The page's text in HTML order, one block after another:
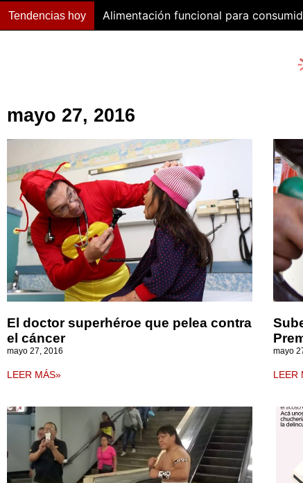
Tendencias hoy Alimentación funcional para
mayo 27, 2016
El doctor superhéroe que pelea contra
el cáncer
mayo 27, 2016
LEER MÁS»
mayo
LEER